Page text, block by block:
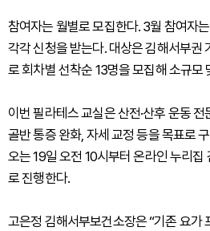
참여자는 월별로 모집한다. 3월 참여자
각각 신청을 받는다. 대상은 김해서부권
로 회차별 선착순 13명을 모집해 소규모
이번 필라테스 교실은 산전·산후 운동
골반 통증 완화, 자세 교정 등을 목표로
오는 19일 오전 10시부터 온라인 누리
로 진행한다.
고은정 김해서부보건소장은 “기존 요가